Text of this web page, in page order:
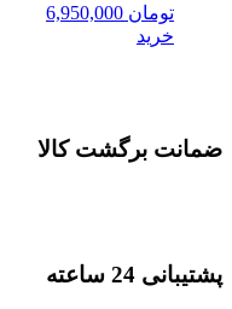
تومان
خرید
ضمانت برگشت کالا
پشتیبانی 24 ساعته